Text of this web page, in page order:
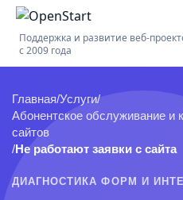
Поддержка и развитие веб-
с 2009 года
Главная/Услуги/
Абонентское обслуживание и
сайтов
/Не работают заявки с сайта
ДИАГНОСТИКА ФОРМ И